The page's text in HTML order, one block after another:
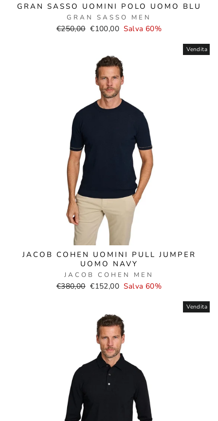
GRAN SASSO UOMINI POLO UOMO BLU
GRAN SASSO MEN
Prezzo
€250,00 Prezzo
€100,00 Salva 60%
Vendita
JACOB COHEN UOMINI PULL JUMPER
UOMO NAVY
JACOB COHEN MEN
Prezzo
€380,00 Prezzo
€152,00 Salva 60%
Vendita